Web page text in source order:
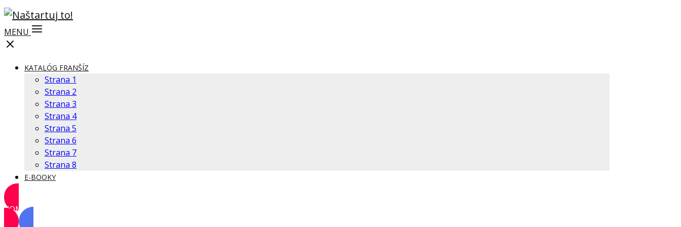
MENU
KATALÓG FRANŠÍZ
Strana 1
Strana 2
Strana 3
Strana 4
Strana 5
Strana 6
Strana 7
Strana 8
E-BOOKY
KOMUNITA